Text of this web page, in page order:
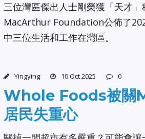
三位灣區傑出人士剛榮獲「天才」
MacArthur Foundation公佈了
中三位生活和工作在灣區。
Yingying 10 Oct 2025 0
Whole Foods被關
居民失重心